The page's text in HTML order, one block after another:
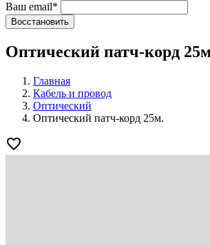
Ваш email*
Воcстановить
Оптический патч-корд
Главная
Кабель и провод
Оптический
Оптический патч-корд 25м.
favorite_border